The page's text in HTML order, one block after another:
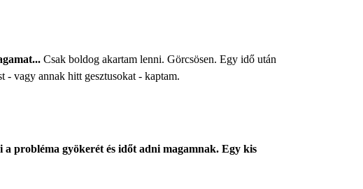
Csak boldog akartam lenni. Görcsösen. Egy idő után
vagy annak hitt gesztusokat - kaptam.
probléma gyökerét és időt adni magamnak. Egy kis